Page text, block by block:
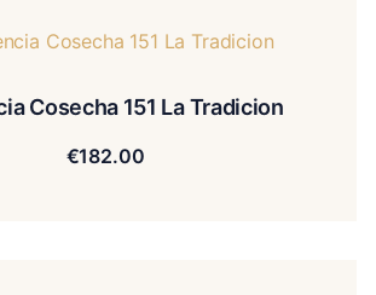
Cosecha 151 La Tradicion
€182.00